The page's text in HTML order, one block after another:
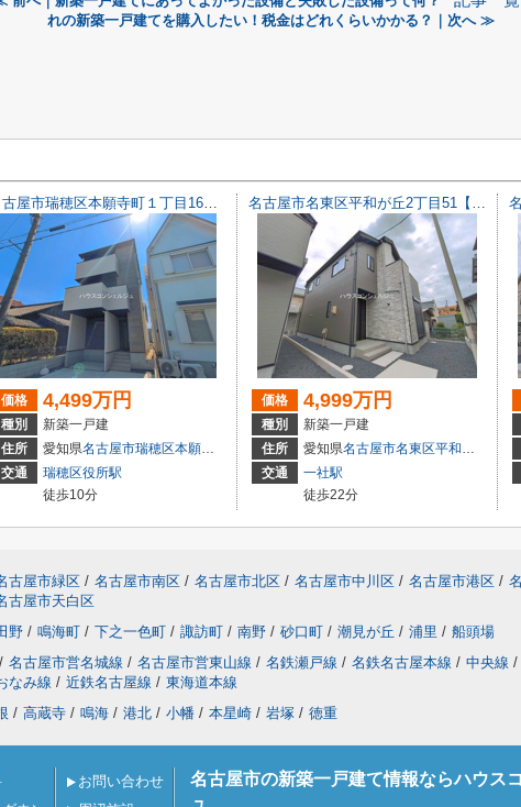
れの新築一戸建てを購入したい！税金はどれくらいかかる？｜次へ ≫
名古屋市瑞穂区本願寺町１丁目16【仲介手数料無料】新築一戸建て 1号棟
価格 4,499万円
種別
新築一戸建
住所
愛知県名古屋市瑞穂区本願寺町
１丁目16
交通
瑞穂区役所駅
徒歩10分
名古屋市名東区平和が丘2丁目51【仲介手数料無料】新築一戸建て 2号棟
価格 4,999万円
種別
新築一戸建
住所
愛知県名古屋市名東区平和が丘
２
交通
一社駅
徒歩22分
古屋市緑区 / 名古屋市南区 / 名古屋市北区 / 名古屋市中川区 / 名古屋市港区 /
古屋市天白区
野 / 鳴海町 / 下之一色町 / 諏訪町 / 南野 / 砂口町 / 潮見が丘 / 浦里 / 船頭場
/ 名古屋市営名城線 / 名古屋市営東山線 / 名鉄瀬戸線 / 名鉄名古屋本線 / 中央線 /
なみ線 / 近鉄名古屋線 / 東海道本線
/ 高蔵寺 / 鳴海 / 港北 / 小幡 / 本星崎 / 岩塚 / 徳重
お問い合わせ
名古屋市の新築一戸建て情報ならハウス